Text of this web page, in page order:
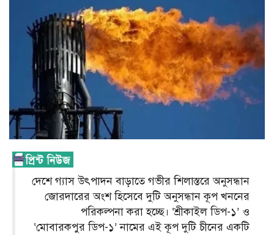
দেশে গ্যাস উৎপাদন বাড়াতে গভীর শিলাস্তরে অনুসন্ধান
জোরদারের অংশ হিসেবে দুটি অনুসন্ধান কূপ খননের
পরিকল্পনা করা হচ্ছে। ‘শ্রীকাইল ডিপ-১’ ও
‘মোবারকপুর ডিপ-১’ নামের এই কূপ দুটি চীনের একটি